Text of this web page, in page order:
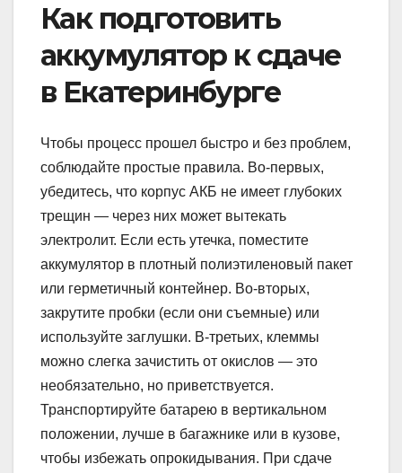
Как подготовить
аккумулятор к сдаче
в Екатеринбурге
Чтобы процесс прошел быстро и без проблем,
соблюдайте простые правила. Во-первых,
убедитесь, что корпус АКБ не имеет глубоких
трещин — через них может вытекать
электролит. Если есть утечка, поместите
аккумулятор в плотный полиэтиленовый пакет
или герметичный контейнер. Во-вторых,
закрутите пробки (если они съемные) или
используйте заглушки. В-третьих, клеммы
можно слегка зачистить от окислов — это
необязательно, но приветствуется.
Транспортируйте батарею в вертикальном
положении, лучше в багажнике или в кузове,
чтобы избежать опрокидывания. При сдаче